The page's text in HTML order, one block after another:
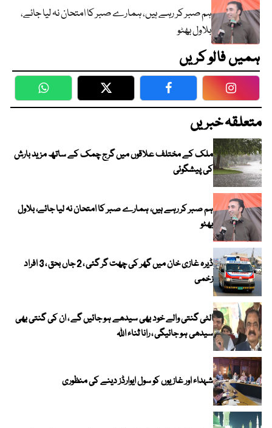
ہم صبر کر رہے ہیں، ہمارے صبر کا امتحان نہ لیا جائے،
بلاول بھٹو
ہمیں فالو کریں
WhatsApp Twitter Facebook
متعلقہ خبریں
ملک کے مختلف علاقوں میں گرج چمک کے ساتھ مزید بارش
کی پیشگوئی
ہم صبر کر رہے ہیں، ہمارے صبر کا امتحان نہ لیا جائے، بلاول
بھٹو
ڈیرہ غازی خان میں گھر کی چھت گر گئی ، 2 جاں بحق ، 3 افراد
زخمی
الٹی گنتی والے خود بھی سیدھے ہو جائیں گے ، ان کی گنتی بھی
سیدھی ہو جائیگی ، رانا ثناء اللہ
شہداء اور غازیوں کو سول ایوارڈز دینے کی منظوری